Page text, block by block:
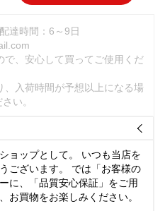
配達時間：6～9日
で、安心して買ってご使用くだ
、入荷時間が予想以上になる場
い。

ョップとして。 いつも当店を
ございます。 では「お客様の
に、「品質安心保証」をご用
お買物をお楽しみください。